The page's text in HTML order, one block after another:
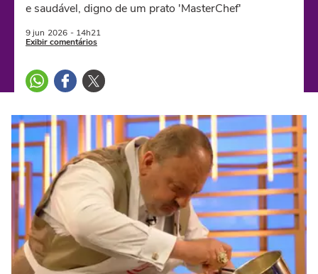
e saudável, digno de um prato 'MasterChef'
9 jun 2026 - 14h21
Exibir comentários